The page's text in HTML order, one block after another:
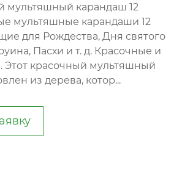
мультяшный карандаш 12
мультяшные карандаши 12
для Рождества, Дня святого
Пасхи и т. д. Красочные и
Этот красочный мультяшный
из дерева, котор...